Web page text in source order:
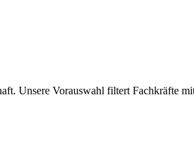
Unsere Vorauswahl filtert Fachkräfte